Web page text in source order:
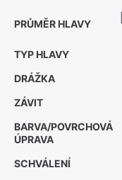
PRŮMĚR HLAVY
TYP HLAVY
DRÁŽKA
ZÁVIT
BARVA/POVRCHOVÁ
ÚPRAVA
SCHVÁLENÍ